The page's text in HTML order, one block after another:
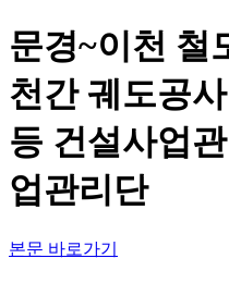
문경~이천 철
천간 궤도공
등 건설사업
업관리단
본문 바로가기